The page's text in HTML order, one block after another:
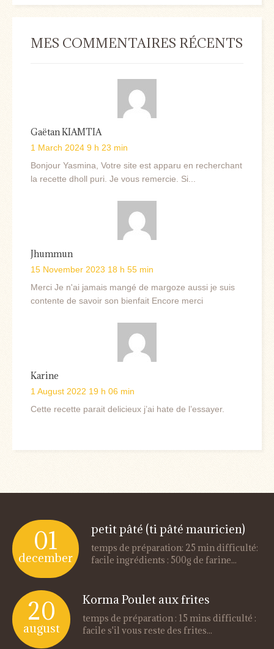
MES COMMENTAIRES RÉCENTS
Gaëtan KIAMTIA
1 March 2024 9 h 23 min
Bonjour Yasmina, Votre site est apparu en recherchant
la recette dholl puri. Je vous remercie. Si...
Jhummun
15 November 2023 18 h 55 min
Merci Je n'ai jamais mangé de margoze aussi je suis
contente de savoir son bienfait Encore merci
Karine
1 August 2022 19 h 06 min
Cette recette parait delicieux j’ai hate de l’essayer.
01
december
petit pâté (ti pâté mauricien)
temps de préparation: 25 min difficulté:
facile ingrédients : 500g de farine...
20
august
Korma Poulet aux frites
temps de préparation : 15 mins difficulté :
facile s'il vous reste des frites...